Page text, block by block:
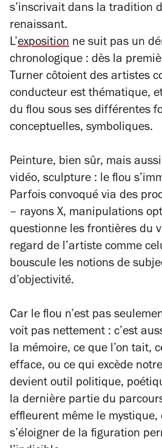
s’inscrivait dans la tradition
renaissant.
L’exposition ne suit pas un
chronologique : dès la
Turner côtoient des artistes
conducteur est thématique,
du flou sous ses différentes
conceptuelles, symboliques.
Peinture, bien sûr, mais
vidéo, sculpture : le flou
Parfois convoqué via des
– rayons X, manipulations
questionne les frontières du
regard de l’artiste comme
bouscule les notions de
d’objectivité.
Car le flou n’est pas
voit pas nettement : c’est
la mémoire, ce que l’on tait,
efface, ou ce qui excède
devient outil politique,
la dernière partie du
effleurent même le mystique,
s’éloigner de la figuration